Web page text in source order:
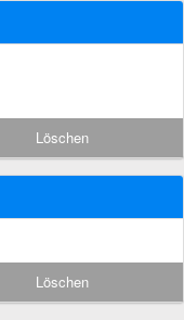
Löschen
Löschen